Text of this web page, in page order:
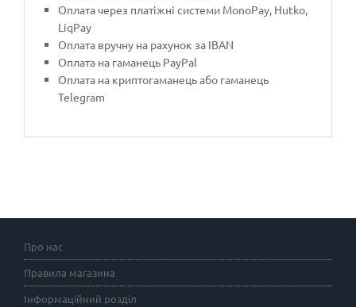
Оплата через платіжні системи MonoPay, Hutko,
LiqPay
Оплата вручну на рахунок за IBAN
Оплата на гаманець PayPal
Оплата на криптогаманець або гаманець
Telegram
Про нас
Правила магазина
Інформаційний розділ